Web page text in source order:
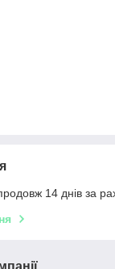
14 днів за